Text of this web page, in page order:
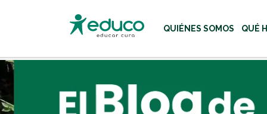
Usa las teclas Tab o
QUIÉNES SOMOS QUÉ